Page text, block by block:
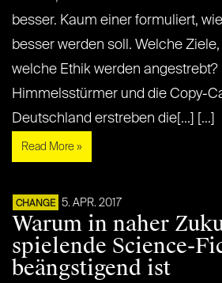
besser. Kaum einer formuliert,
besser werden soll. Welche
welche Ethik werden angestrebt?
Himmelsstürmer und die Copy-
Deutschland erstreben die[...] [...]
Read More »
CHANGE 5. APR. 2017
Warum in naher
spielende Science-
beängstigend ist